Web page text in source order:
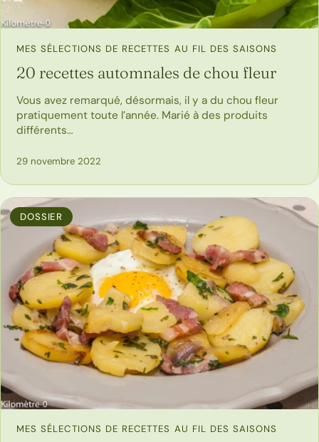
MES SÉLECTIONS DE RECETTES AU FIL DES SAISONS
20 recettes automnales de chou fleur
Vous avez remarqué, désormais, il y a du chou fleur
pratiquement toute l’année. Marié à des produits
différents…
29 novembre 2022
DOSSIER
MES SÉLECTIONS DE RECETTES AU FIL DES SAISONS